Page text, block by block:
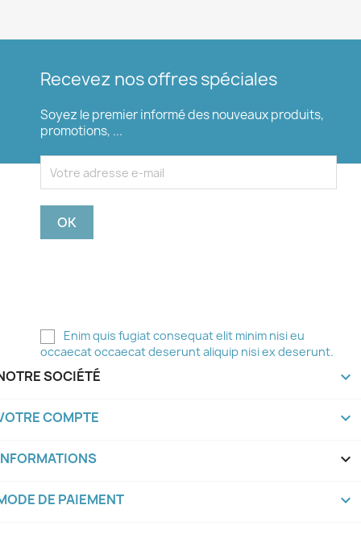
Recevez nos offres spéciales
Soyez le premier informé des nouveaux produits,
promotions, ...
Enim quis fugiat consequat elit minim nisi eu
occaecat occaecat deserunt aliquip nisi ex deserunt.
SOCIÉTÉ 
COMPTE 
keyboard_arrow_down
DE PAIEMENT keyboard_arrow_down